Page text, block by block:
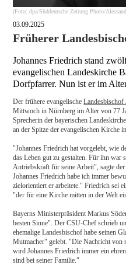
(Foto: dpa/Süddeutsche Zeitung Photo/
03.09.2025
Früherer
Johannes Friedrich stand
evangelischen Landeskirche
Dorfpfarrer. Nun ist er im
Der frühere evangelischeLandesbischof
Mittwoch in Nürnberg im Alter von 77
Sprecherin der bayerischen
an der Spitze der evangelischen Kirche
"Johannes Friedrich hat vorgelebt, wie
das Leben gut zu gestalten. Für ihn war
Antriebskraft für seine Arbeit", sagte
Johannes Friedrich habe ich immer
zielorientiert er arbeitete." Friedrich sei
"der für eine Kirche mitten in der Welt
Bayerns Ministerpräsident Markus
besten Sinne". Der CSU-Chef schrieb
ehemalige Landesbischof habe seinen
Mutmacher" gelebt. "Die Nachricht von
wird Johannes Friedrich immer ein
sind bei seiner Familie."